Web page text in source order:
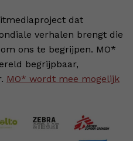
dat
verhalen brengt die
ons te begrijpen. MO*
begrijpbaar,
MO* wordt mee mogelijk